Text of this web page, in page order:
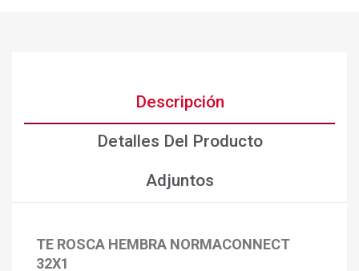
Descripción
Detalles Del Producto
Adjuntos
TE ROSCA HEMBRA NORMACONNECT
32X1